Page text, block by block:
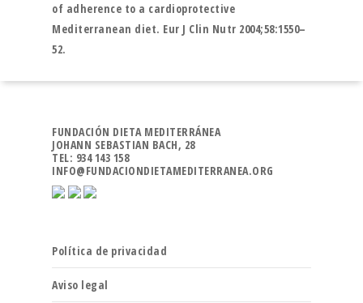
of adherence to a cardioprotective
Mediterranean diet. Eur J Clin Nutr 2004;58:1550–
52.
FUNDACIÓN DIETA MEDITERRÁNEA
JOHANN SEBASTIAN BACH, 28
TEL: 934 143 158
INFO@FUNDACIONDIETAMEDITERRANEA.ORG
Política de privacidad
Aviso legal